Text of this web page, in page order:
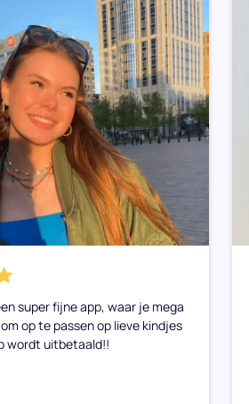
super fijne app, waar je mega
op te passen op lieve kindjes
wordt uitbetaald!!